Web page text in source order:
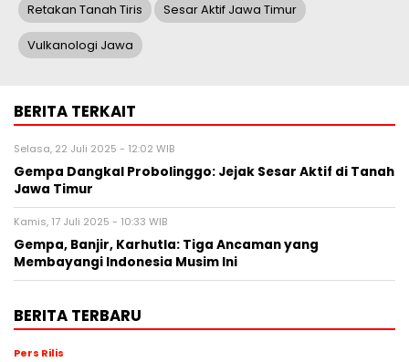
Retakan Tanah Tiris Sesar Aktif Jawa Timur
Vulkanologi Jawa
BERITA TERKAIT
Selasa, 22 Juli 2025 - 12:02 WIB
Gempa Dangkal Probolinggo: Jejak Sesar Aktif di Tanah
Jawa Timur
Kamis, 17 Juli 2025 - 10:33 WIB
Gempa, Banjir, Karhutla: Tiga Ancaman yang
Membayangi Indonesia Musim Ini
BERITA TERBARU
Pers Rilis